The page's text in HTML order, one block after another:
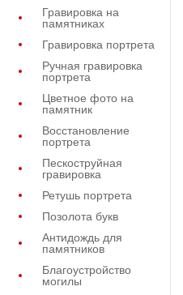
Гравировка на
памятниках
Гравировка портрета
Ручная гравировка
портрета
Цветное фото на
памятник
Восстановление
портрета
Пескоструйная
гравировка
Ретушь портрета
Позолота букв
Антидождь для
памятников
Благоустройство
могилы